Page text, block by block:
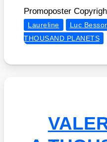
Pro­mo­pos­ter
Laureline Luc
THOUSAND PLANETS